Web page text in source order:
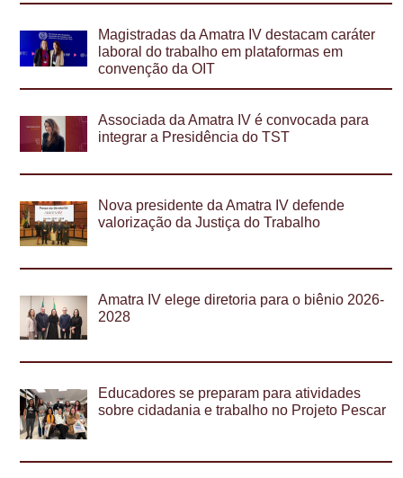
Magistradas da Amatra IV destacam caráter
laboral do trabalho em plataformas em
convenção da OIT
Associada da Amatra IV é convocada para
integrar a Presidência do TST
Nova presidente da Amatra IV defende
valorização da Justiça do Trabalho
Amatra IV elege diretoria para o biênio 2026-
2028
Educadores se preparam para atividades
sobre cidadania e trabalho no Projeto Pescar